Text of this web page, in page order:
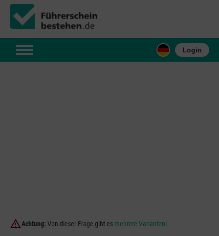
Login
Achtung: Von dieser Frage gibt es mehrere Varianten!